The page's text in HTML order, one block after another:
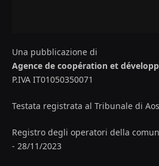
Una pubblicazione di
Agence de coopération et
P.IVA IT01050350071
Testata registrata al Tribunale di
Registro degli operatori della
- 28/11/2023